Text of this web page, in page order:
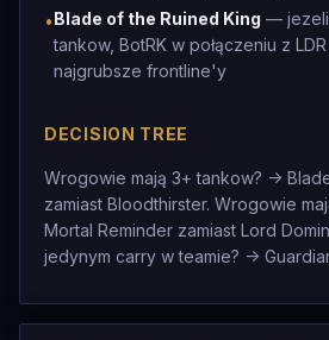
•Blade of the Ruined King — jezeli
tankow, BotRK w połączeniu z
najgrubsze frontline'y
DECISION TREE
Wrogowie mają 3+ tankow? ->
zamiast Bloodthirster. Wrogowie
Mortal Reminder zamiast Lord
jedynym carry w teamie? ->